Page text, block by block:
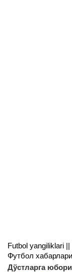
Futbol yangiliklari
Футбол хабарлари
Дўстларга